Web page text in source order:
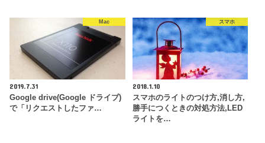
Mac
2019.7.31
Google drive(Google ドライブ)
で「リクエストしたファ…
スマホ
2018.1.10
スマホのライトのつけ方,消し方,
勝手につくときの対処方法,LED
ライトを…